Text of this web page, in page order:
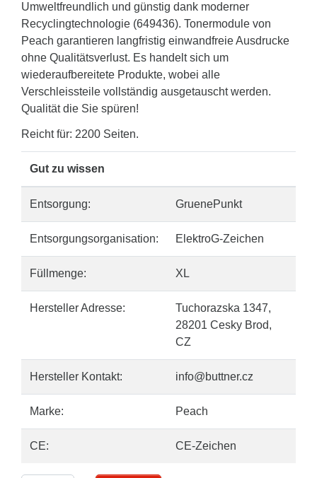
Umweltfreundlich und günstig dank moderner
Recyclingtechnologie (649436). Tonermodule von
Peach garantieren langfristig einwandfreie Ausdrucke
ohne Qualitätsverlust. Es handelt sich um
wiederaufbereitete Produkte, wobei alle
Verschleissteile vollständig ausgetauscht werden.
Qualität die Sie spüren!
Reicht für: 2200 Seiten.
Gut zu wissen
Entsorgung: GruenePunkt
Entsorgungsorganisation: ElektroG-Zeichen
Füllmenge: XL
Hersteller Adresse:
Tuchorazska 1347,
28201 Cesky Brod,
CZ
Hersteller Kontakt: info@buttner.cz
Marke: Peach
CE: CE-Zeichen